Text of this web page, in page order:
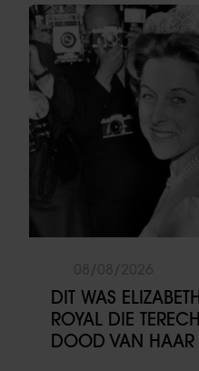
DIT WAS
ROYAL DIE
DOOD VAN HAAR